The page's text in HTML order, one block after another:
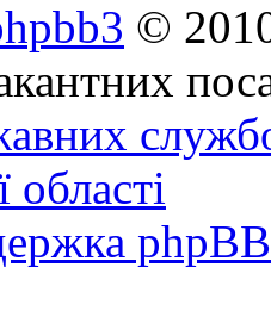
©
області
phpBB